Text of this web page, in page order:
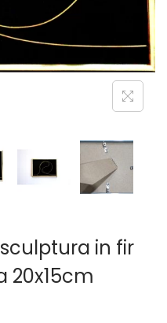
in fir
20x15cm